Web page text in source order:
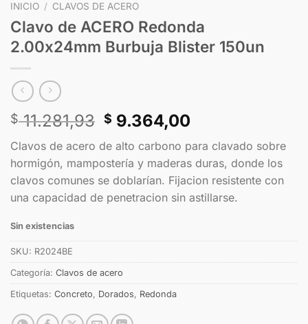
INICIO / CLAVOS DE ACERO
Clavo de ACERO Redonda
2.00x24mm Burbuja Blister 150un
$11.281,93 $ 9.364,00
Clavos de acero de alto carbono para clavado sobre
hormigón, mampostería y maderas duras, donde los
clavos comunes se doblarían. Fijacion resistente con
una capacidad de penetracion sin astillarse.
Sin existencias
SKU: R2024BE
Categoría: Clavos de acero
Etiquetas: Concreto, Dorados, Redonda